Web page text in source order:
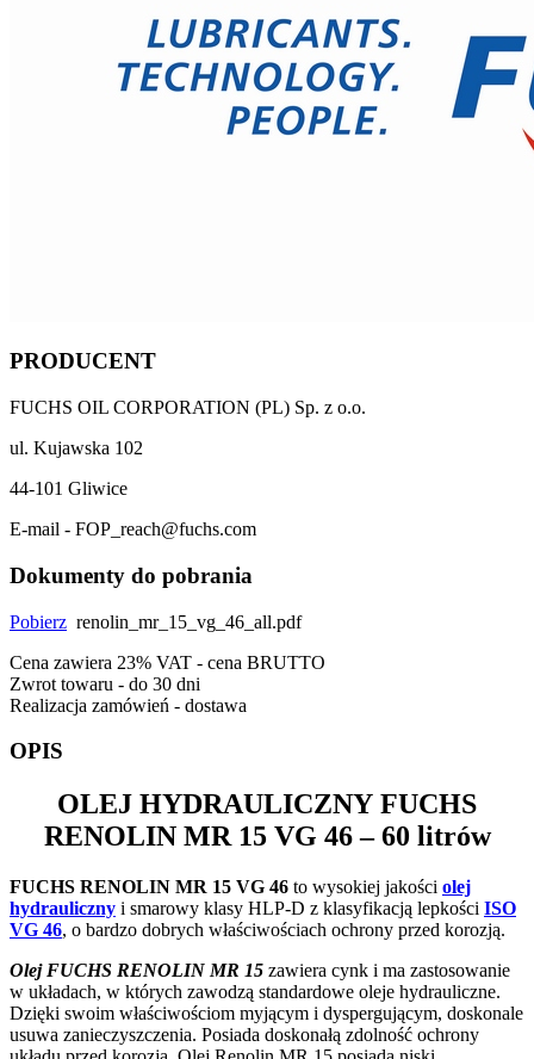
PRODUCENT
FUCHS OIL CORPORATION (PL) Sp. z o.o.
ul. Kujawska 102
44-101 Gliwice
E-mail - FOP_reach@fuchs.com
Dokumenty do pobrania
Pobierz renolin_mr_15_vg_46_all.pdf
Cena zawiera 23% VAT - cena BRUTTO
Zwrot towaru - do 30 dni
Realizacja zamówień - dostawa
OPIS
OLEJ HYDRAULICZNY FUCHS
RENOLIN MR 15 VG 46– 60 litrów
FUCHS RENOLIN MR 15 VG 46 to wysokiej jakości olej
hydrauliczny i smarowy klasy HLP-D z klasyfikacją lepkości ISO
VG 46, o bardzo dobrych właściwościach ochrony przed korozją.
Olej FUCHS RENOLIN MR 15 zawiera cynk i ma zastosowanie
w układach, w których zawodzą standardowe oleje hydrauliczne.
Dzięki swoim właściwościom myjącym i dyspergującym, doskonale
usuwa zanieczyszczenia. Posiada doskonałą zdolność ochrony